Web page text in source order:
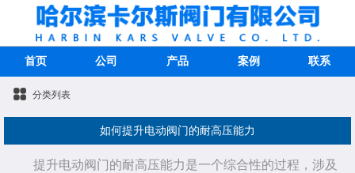
首页 公司 产品 案例 联系
分类列表
如何提升电动阀门的耐高压能力
提升电动阀门的耐高压能力是一个综合性的过程，涉及